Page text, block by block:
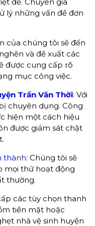
lý những vấn đề đơn
của chúng tôi sẽ đến
và đề xuất các
được cung cấp rõ
mục công việc.
Trần Văn Thời: Với
chuyên dụng. Công
hiện một cách hiệu
được giám sát chặt
thành: Chúng tôi sẽ
mọi thứ hoạt động
thường.
các tùy chọn thanh
tiền mặt hoặc
nhà vệ sinh huyện